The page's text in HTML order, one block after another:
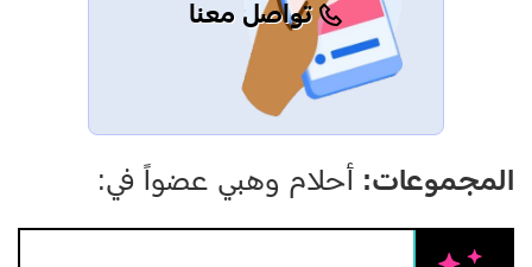
تواصل معنا
المجموعات: أحلام وهبي عضواً في: